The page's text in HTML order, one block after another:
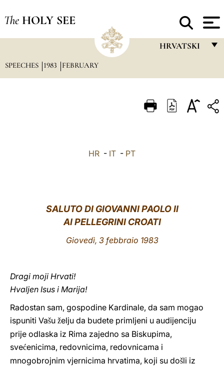
The HOLY SEE
HRVATSKI
ITALIANO
中文
SPEECHES 1983 FEBRUARY
HR - IT - PT
SALUTODI GIOVANNI PAOLO II
AI PELLEGRINI CROATI
Giovedì, 3 febbraio 1983
Dragi moji Hrvati!
Hvaljen Isus i Marija!
Radostan sam, gospodine Kardinale, da sam mogao
ispuniti Vašu želju da budete primljeni u audijenciju
prije odlaska iz Rima zajedno sa Biskupima,
svećenicima, redovnicima, redovnicama i
mnogobrojnim vjernicima hrvatima, koji su došli iz